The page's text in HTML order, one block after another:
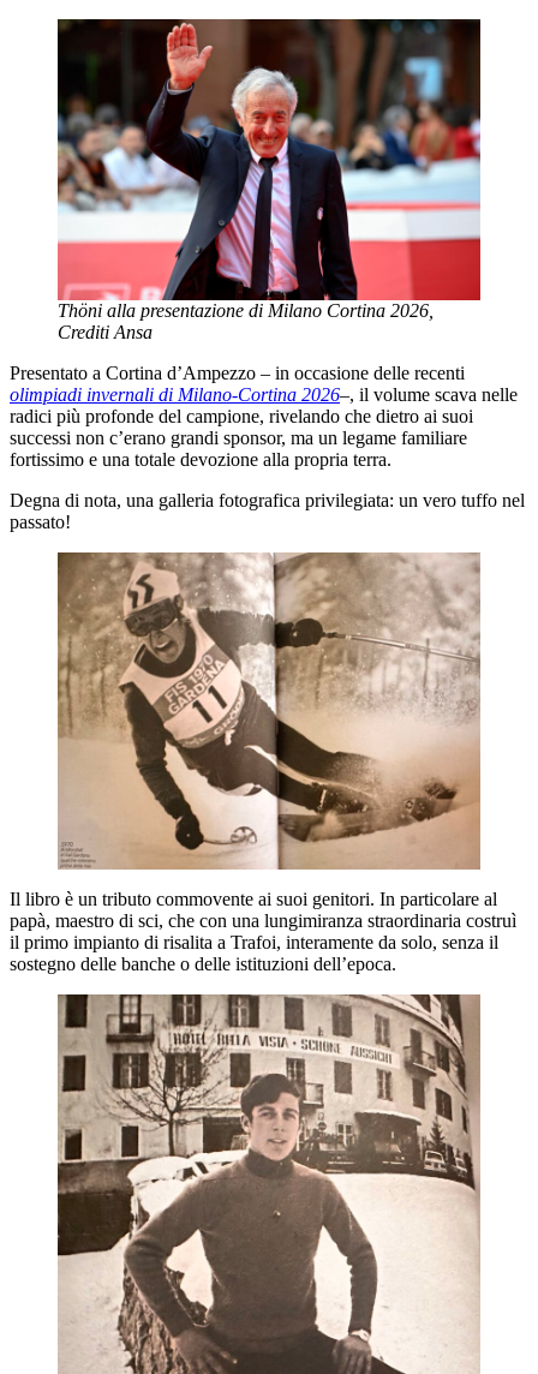
Thöni alla presentazione di Milano Cortina 2026,
Crediti Ansa
Presentato a Cortina d’Ampezzo – in occasione delle recenti
olimpiadi invernali di Milano-Cortina 2026–, il volume scava nelle
radici più profonde del campione, rivelando che dietro ai suoi
successi non c’erano grandi sponsor, ma un legame familiare
fortissimo e una totale devozione alla propria terra.
Degna di nota, una galleria fotografica privilegiata: un vero tuffo nel
passato!
Il libro è un tributo commovente ai suoi genitori. In particolare al
papà, maestro di sci, che con una lungimiranza straordinaria costruì
il primo impianto di risalita a Trafoi, interamente da solo, senza il
sostegno delle banche o delle istituzioni dell’epoca.